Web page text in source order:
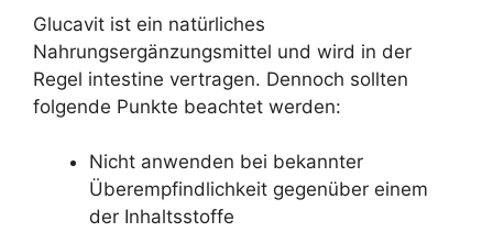
Glucavit ist ein natürliches
Nahrungsergänzungsmittel und wird in der
Regel intestine vertragen. Dennoch sollten
folgende Punkte beachtet werden:
Nicht anwenden bei bekannter
Überempfindlichkeit gegenüber einem
der Inhaltsstoffe